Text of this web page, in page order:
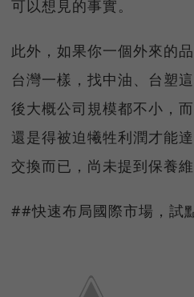
可以想見的事實。
此外，如果你一個外來的
台灣一樣，找中油、台塑
後大概公司規模都不小，
還是得被迫犧牲利潤才能
交換而已，尚未提到保養維
##快速布局國際市場，試